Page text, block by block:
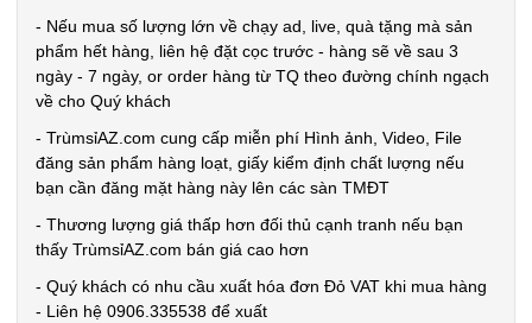
- Nếu mua số lượng lớn về chạy ad, live, quà tặng mà sản
phẩm hết hàng, liên hệ đặt cọc trước - hàng sẽ về sau 3
ngày - 7 ngày, or order hàng từ TQ theo đường chính ngạch
về cho Quý khách
- TrùmsỉAZ.com cung cấp miễn phí Hình ảnh, Video, File
đăng sản phẩm hàng loạt, giấy kiểm định chất lượng nếu
bạn cần đăng mặt hàng này lên các sàn TMĐT
- Thương lượng giá thấp hơn đối thủ cạnh tranh nếu bạn
thấy TrùmsỉAZ.com bán giá cao hơn
- Quý khách có nhu cầu xuất hóa đơn Đỏ VAT khi mua hàng
- Liên hệ 0906.335538 để xuất
CÒN HÀNG
hành: